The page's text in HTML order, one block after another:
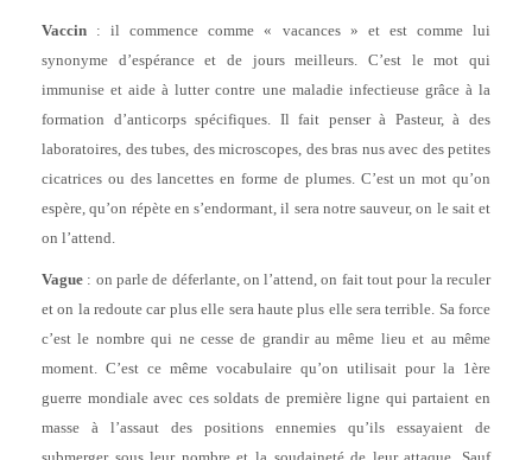
Vaccin : il commence comme « vacances » et est comme lui
synonyme d’espérance et de jours meilleurs. C’est le mot qui
immunise et aide à lutter contre une maladie infectieuse grâce à la
formation d’anticorps spécifiques. Il fait penser à Pasteur, à des
laboratoires, des tubes, des microscopes, des bras nus avec des petites
cicatrices ou des lancettes en forme de plumes. C’est un mot qu’on
espère, qu’on répète en s’endormant, il sera notre sauveur, on le sait et
on l’attend.
Vague : on parle de déferlante, on l’attend, on fait tout pour la reculer
et on la redoute car plus elle sera haute plus elle sera terrible. Sa force
c’est le nombre qui ne cesse de grandir au même lieu et au même
moment. C’est ce même vocabulaire qu’on utilisait pour la 1ère
guerre mondiale avec ces soldats de première ligne qui partaient en
masse à l’assaut des positions ennemies qu’ils essayaient de